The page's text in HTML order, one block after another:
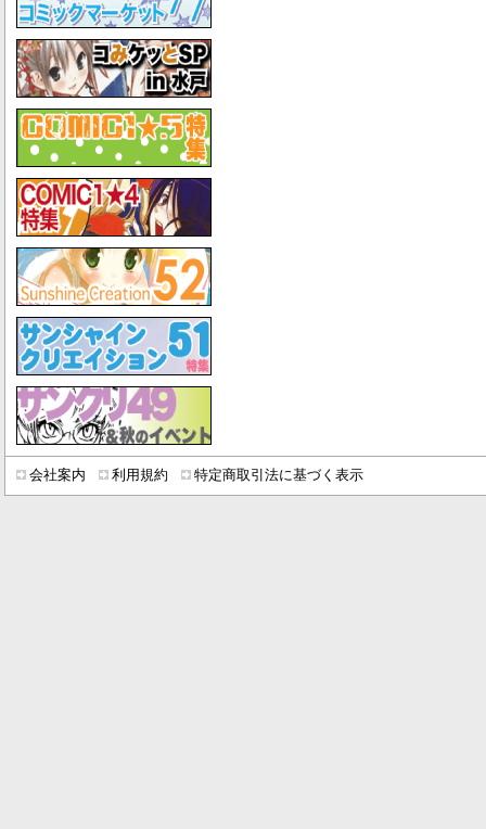
会社案内 利用規約 特定商取引法に基づく表示